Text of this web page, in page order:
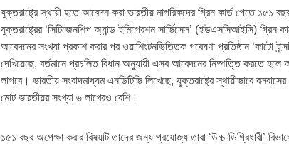
যুক্তরাষ্ট্রে স্থায়ী হতে আবেদন করা ভারতীয় নাগরিকদের গ্রিন কার্ড পেতে ১৫১
যুক্তরাষ্ট্রের ‘সিটিজেনশিপ অ্যান্ড ইমিগ্রেশন সার্ভিসেস’ (ইউএসসিআইসি) গ্রিন
আবেদনের সংখ্যা প্রকাশ করার পর ওয়াশিংটনভিত্তিক গবেষণা প্রতিষ্ঠান ‘কাটো
দেখিয়েছে, বর্তমানে প্রচলিত বিধান অনুযায়ী এসব আবেদনের নিষ্পত্তি করতে হলে
লাগবে। ভারতীয় সংবাদমাধ্যম এনডিটিভি লিখেছে, যুক্তরাষ্ট্রে স্থায়ীভাবে
মোট ভারতীয়র সংখ্যা ৬ লাখেরও বেশি।
১৫১ বছর অপেক্ষা করার বিষয়টি তাদের জন্য প্রযোজ্য তারা ‘উচ্চ ডিগ্রিধারী’